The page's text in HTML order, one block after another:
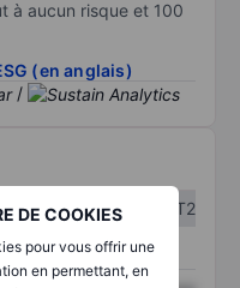
DE COOKIES
pour vous offrir une
en permettant, en
à aucun risque et 100
(en anglais)
/
T1
T2